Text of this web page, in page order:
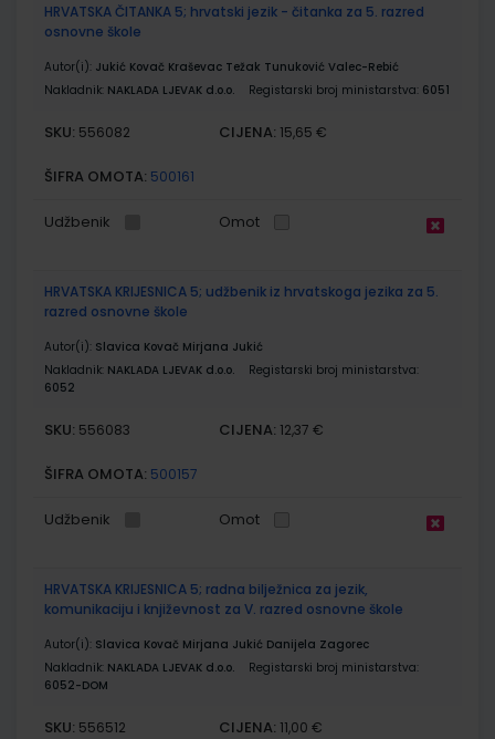
proizvodi
HRVATSKA ČITANKA 5; hrvatski jezik - čitanka za 5. razred
osnovne škole
Autor(i): Jukić Kovač Kraševac Težak Tunuković Valec-Rebić
Nakladnik: NAKLADA LJEVAK d.o.o. Registarski broj ministarstva: 6051
SKU: 556082 CIJENA: 15,65 €
ŠIFRA OMOTA: 500161
Udžbenik Omot
HRVATSKA KRIJESNICA 5; udžbenik iz hrvatskoga jezika za 5.
razred osnovne škole
Autor(i): Slavica Kovač Mirjana Jukić
Nakladnik: NAKLADA LJEVAK d.o.o.
Registarski broj ministarstva:
6052
SKU: 556083 CIJENA: 12,37 €
ŠIFRA OMOTA: 500157
Udžbenik Omot
HRVATSKA KRIJESNICA 5; radna bilježnica za jezik,
komunikaciju i književnost za V. razred osnovne škole
Autor(i): Slavica Kovač Mirjana Jukić Danijela Zagorec
Nakladnik: NAKLADA LJEVAK d.o.o.
Registarski broj ministarstva:
6052-DOM
SKU: 556512 CIJENA: 11,00 €